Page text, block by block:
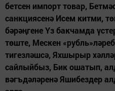
бетсен импорт товар,
санкциясенә Исем китми,
бәрәңгене Үз бакчамда
төште, Мескен
тигезләшсә, Яхшырыр
сайлыйбыз, Бик ошатып,
вәгъдәләренә Яшибездер